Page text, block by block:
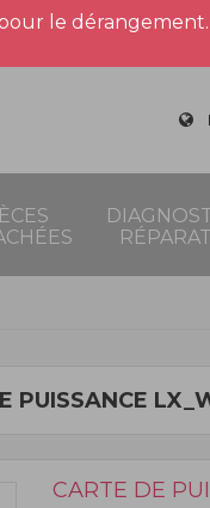
le
PUISSANCE
CARTE DE